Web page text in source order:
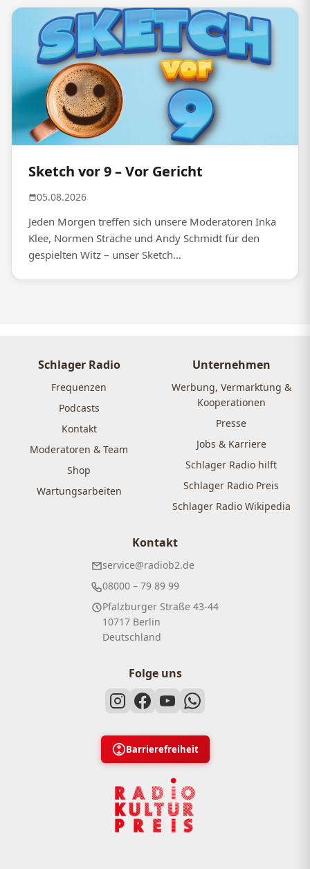
Sketch vor 9 – Vor Gericht
05.08.2026
Jeden Morgen treffen sich unsere Moderatoren Inka
Klee, Normen Sträche und Andy Schmidt für den
gespielten Witz – unser Sketch...
Schlager Radio
Frequenzen
Podcasts
Kontakt
Moderatoren & Team
Shop
Wartungsarbeiten
Unternehmen
Werbung, Vermarktung &
Kooperationen
Presse
Jobs & Karriere
Schlager Radio hilft
Schlager Radio Preis
Schlager Radio Wikipedia
Kontakt
service@radiob2.de
08000 – 79 89 99
Pfalzburger Straße 43-44
10717 Berlin
Deutschland
Folge uns
Barrierefreiheit